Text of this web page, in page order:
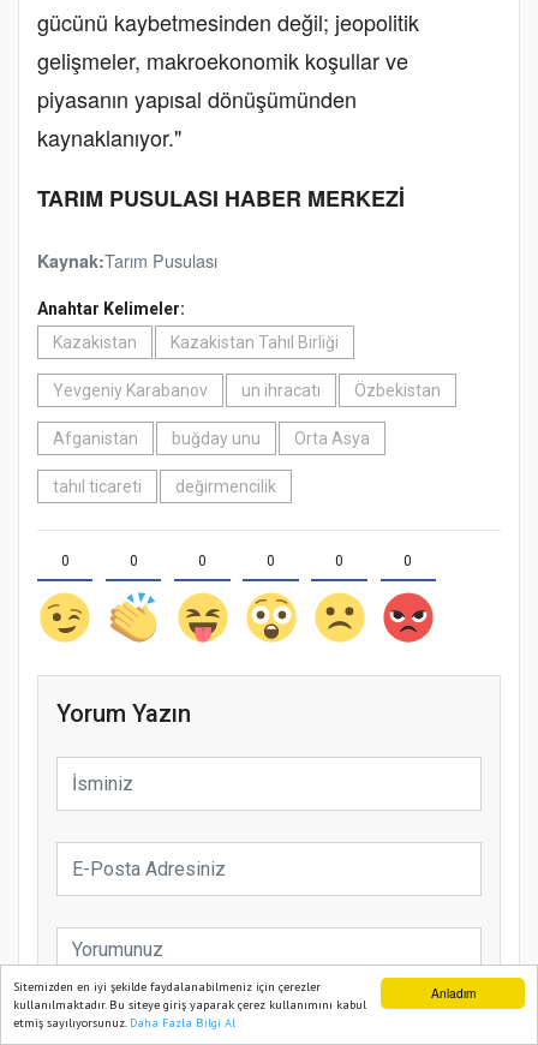
Anladım
Sitemizden en iyi şekilde faydalanabilmeniz için çerezler
kullanılmaktadır. Bu siteye giriş yaparak çerez kullanımını kabul
etmiş sayılıyorsunuz. Daha Fazla Bilgi Al
gücünü kaybetmesinden değil; jeopolitik
gelişmeler, makroekonomik koşullar ve
piyasanın yapısal dönüşümünden
kaynaklanıyor."
TARIM PUSULASI HABER MERKEZİ
Kaynak:Tarım Pusulası
Anahtar Kelimeler:
Kazakistan
Kazakistan Tahıl Birliği
Yevgeniy Karabanov un ihracatı Özbekistan
Afganistan buğday unu Orta Asya
tahıl ticareti değirmencilik
0 0 0 0 0 0
Yorum Yazın
Ana Sayfa Web TV